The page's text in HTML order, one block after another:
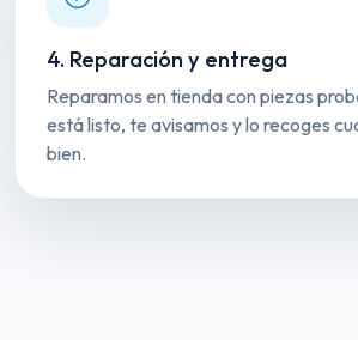
4. Reparación y entrega
Reparamos en tienda con piezas
está listo, te avisamos y lo recoges
bien.